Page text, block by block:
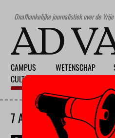
Onafhankelijke journalistiek over de
CAMPUS
CULTUUR
WETENSCHAP
7 AUGUSTUS 2026